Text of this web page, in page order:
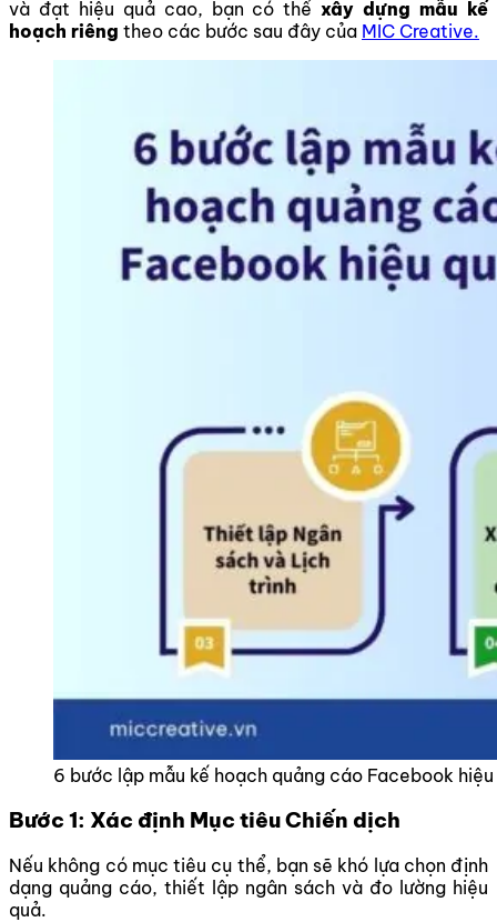
và đạt hiệu quả cao, bạn có thểxây dựng mẫu kế
hoạch riêng theo các bước sau đây của MIC Creative.
6 bước lập mẫu kế hoạch quảng cáo Facebook
Bước 1: Xác định Mục tiêu Chiến dịch
Nếu không có mục tiêu cụ thể, bạn sẽ khó lựa chọn định
dạng quảng cáo, thiết lập ngân sách và đo lường hiệu
quả.